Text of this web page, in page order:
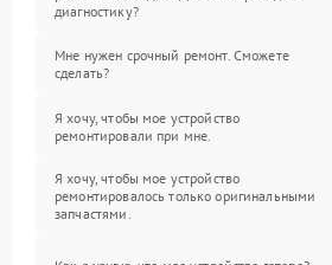
диагностику?
Мне нужен срочный ремонт. Сможете
сделать?
Я хочу, чтобы мое устройство
ремонтировали при мне.
Я хочу, чтобы мое устройство
ремонтировалось только оригинальными
запчастями.